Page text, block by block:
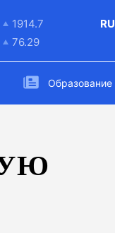
1914.7
76.29
RU
Образование